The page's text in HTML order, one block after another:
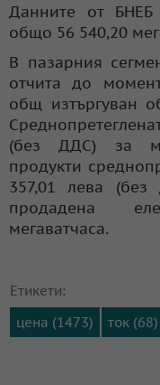
Данните от БНЕБ
общо 56 540,20
В пазарния
отчита до
общ изтъргуван
(без ДДС) за
продукти
357,01 лева
продадена
мегаватчаса.
Етикети:
цена (1473)
ток (68)